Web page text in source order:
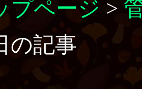
プページ >
の記事